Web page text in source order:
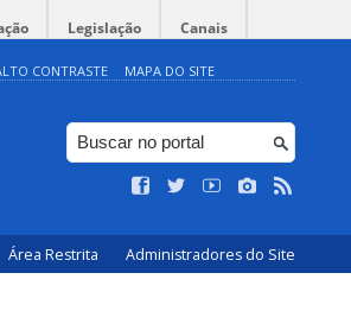
Legislação Canais
CONTRASTE MAPA DO SITE
Área Restrita Administradores do Site